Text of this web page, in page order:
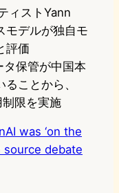
ィストYann
モデルが独自モ
評価
保管が中国本
ことから、
限を実施
was ‘on the
source debate